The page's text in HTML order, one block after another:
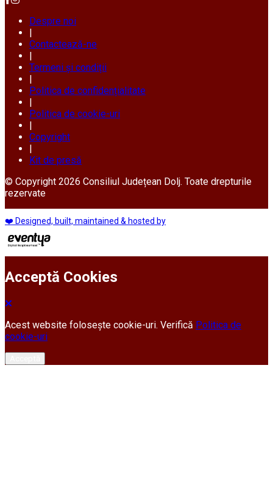
Despre noi
|
Contactează-ne
|
Termeni și condiții
|
Politica de confidențialitate
|
Politica de cookie-uri
|
Copyright
|
Kit de presă
© Copyright 2026 Consiliul Județean Dolj. Toate drepturile
rezervate
❤️ Designed, built, maintained & hosted by
Acceptă Cookies
Acest website folosește cookie-uri. Verifică Politica de
cookie-uri